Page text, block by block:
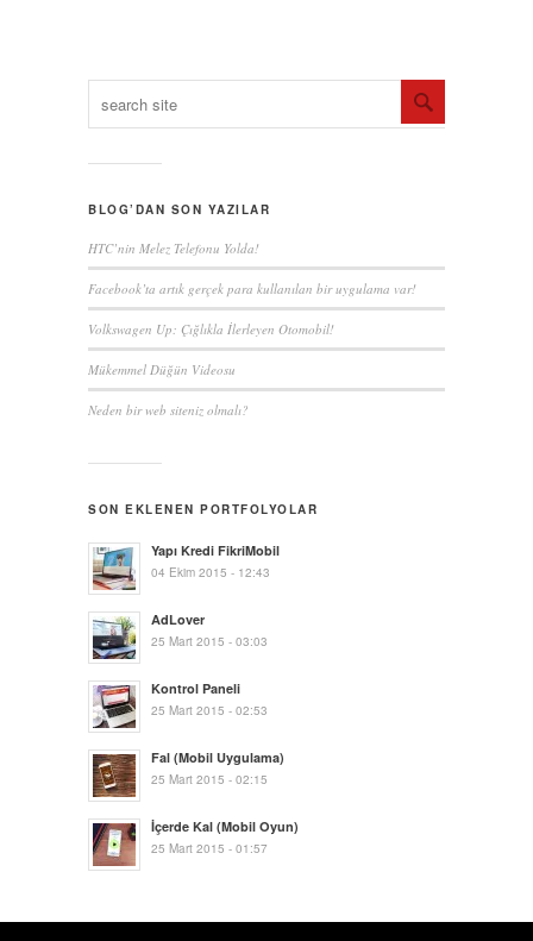
BLOG’DAN SON YAZILAR
HTC’nin Melez Telefonu Yolda!
Facebook’ta artık gerçek para kullanılan bir uygulama var!
Volkswagen Up: Çığlıkla İlerleyen Otomobil!
Mükemmel Düğün Videosu
Neden bir web siteniz olmalı?
SON EKLENEN PORTFOLYOLAR
Yapı Kredi FikriMobil
04 Ekim 2015 - 12:43
AdLover
25 Mart 2015 - 03:03
Kontrol Paneli
25 Mart 2015 - 02:53
Fal (Mobil Uygulama)
25 Mart 2015 - 02:15
İçerde Kal (Mobil Oyun)
25 Mart 2015 - 01:57